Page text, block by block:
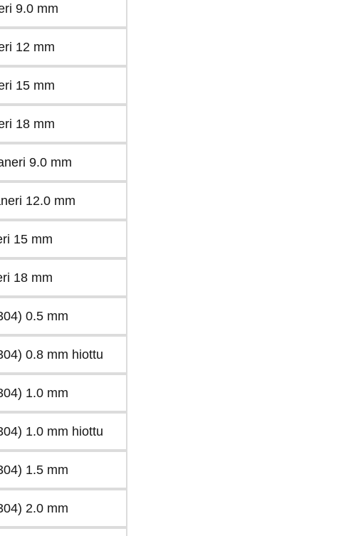
9.0 mm
12 mm
15 mm
18 mm
9.0 mm
12.0 mm
15 mm
18 mm
0.5 mm
0.8 mm hiottu
1.0 mm
1.0 mm hiottu
1.5 mm
2.0 mm